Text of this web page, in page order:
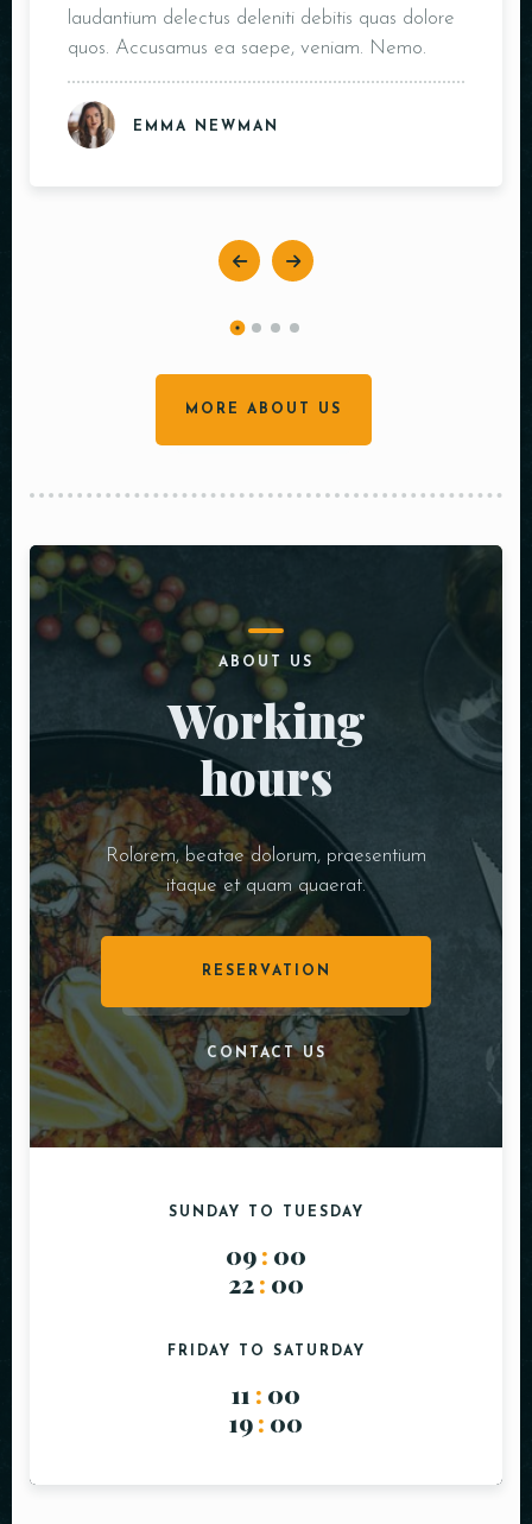
laudantium delectus deleniti debitis quas dolore
quos. Accusamus ea saepe, veniam. Nemo.
EMMA NEWMAN
MORE ABOUT US
ABOUT US
Working
hours
Rolorem, beatae dolorum, praesentium
itaque et quam quaerat.
RESERVATION
CONTACT US
SUNDAY TO TUESDAY
09: 00
22: 00
FRIDAY TO SATURDAY
11 : 00
19: 00